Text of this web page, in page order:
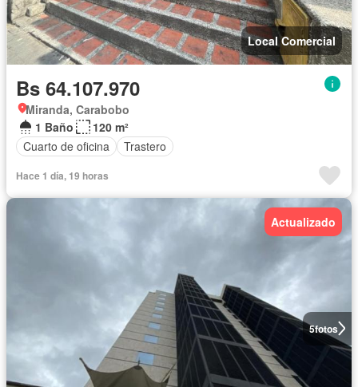
Local Comercial
Bs 64.107.970
Miranda, Carabobo
1 Baño
120 m²
Cuarto de oficina
Trastero
Hace 1 día, 19 horas
5fotos
Actualizado